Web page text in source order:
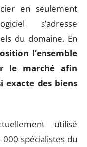
en seulement
s’adresse
du domaine. En
l’ensemble
le marché afin
exacte des biens
utilisé
spécialistes du